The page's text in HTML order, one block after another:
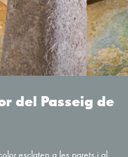
del Passeig de